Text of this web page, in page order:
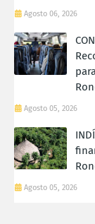
Agosto 06, 2026
Agosto 05, 2026
Agosto 05, 2026